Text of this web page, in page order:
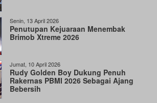
Senin, 13 April 2026
Penutupan Kejuaraan Menembak
Brimob Xtreme 2026
Jumat, 10 April 2026
Rudy Golden Boy Dukung Penuh
Rakernas PBMI 2026 Sebagai Ajang
Bebersih